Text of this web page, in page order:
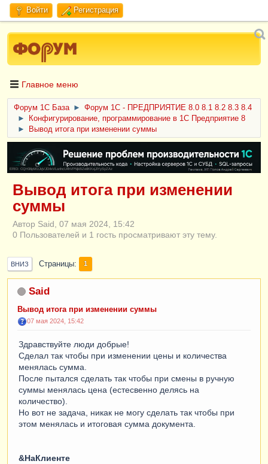
Войти Регистрация
Главное меню
Форум 1C База ►
Форум 1С - ПРЕДПРИЯТИЕ 8.0 8.1 8.2 8.3 8.4
►
Конфигурирование, программирование в 1С Предприятие 8
►
Вывод итога при изменении суммы
ERID: CQH36pWzJqVJD4xVLsnhcU4hVPNjkBZe8KKxjJiYySyZAz
Вывод итога при изменении
суммы
Автор Said, 07 мая 2024, 15:42
0 Пользователей и 1 гость просматривают эту тему.
ВНИЗ Страницы 1
Said
Вывод итога при изменении суммы
07 мая 2024, 15:42
Здравствуйте люди добрые!
Сделал так чтобы при изменении цены и количества
менялась сумма.
После пытался сделать так чтобы при смены в ручную
суммы менялась цена (естесвенно делясь на
количество).
Но вот не задача, никак не могу сделать так чтобы при
этом менялась и итоговая сумма документа.
&НаКлиенте